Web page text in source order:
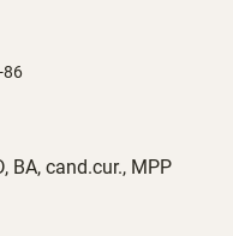
86
BA, cand.cur., MPP